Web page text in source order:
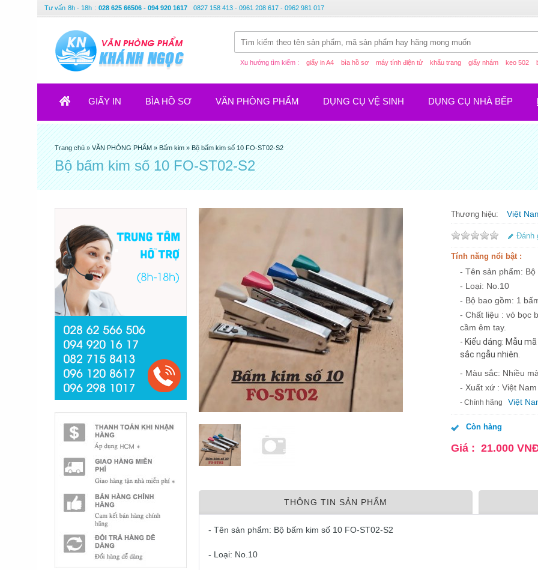
Tư vấn 8h - 18h : 028 625 66506 - 094 920 1617 0827 158 413 - 0961 208 617 - 0962 981 017
Xu hướng tìm kiếm : giấy in A4 bìa hồ sơ máy tính điện tử khẩu trang giấy nhám keo 502
GIẤY IN BÌA HỒ SƠ VĂN PHÒNG PHẨM DỤNG CỤ VỆ SINH DỤNG CỤ NHÀ BẾP
Trang chủ»VĂN PHÒNG PHẨM »Bấm kim »Bộ bấm kim số 10 FO-ST02-S2
Bộ bấm kim số 10 FO-ST02-S2
Thương hiệu: Việt
Đánh
Tính năng nổi bật :
- Tên sản phẩm:
- Loại: No.10
- Bộ bao gồm: 1
- Chất liệu : vỏ bọc
cầm êm tay.
- Kiểu dáng: Mẫu
sắc ngẫu nhiên.
- Màu sắc: Nhiều
- Xuất xứ : Việt Nam
- Chính hãng Việt
Còn hàng
Giá : 21.000
THÔNG TIN SẢN PHẨM
- Tên sản phẩm: Bộ bấm kim số 10 FO-ST02-S2
- Loại: No.10